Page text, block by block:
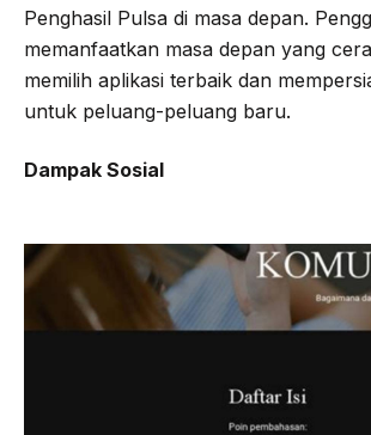
Penghasil Pulsa di masa depan.
memanfaatkan masa depan yang
memilih aplikasi terbaik dan
untuk peluang-peluang baru.
Dampak Sosial